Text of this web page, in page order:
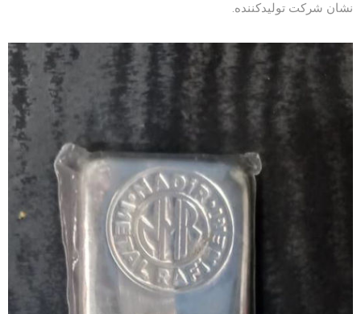
نشان شرکت تولیدکننده.